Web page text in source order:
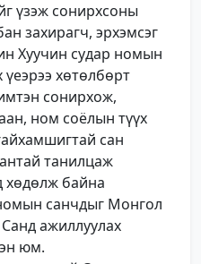
үзэж сонирхсоны
захирагч, эрхэмсэг
Хуучин судар номын
хөтөлбөрт
сонирхож,
ном соёлын түүх
сан
танилцаж
хөдөлж байна
санчдыг Монгол
ажиллуулах
юм.